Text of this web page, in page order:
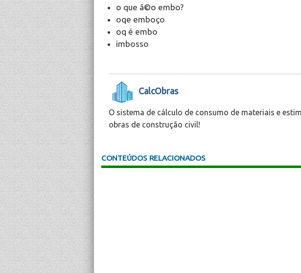
o que ã©o embo?
oqe emboço
oq é embo
imbosso
CalcObras
O sistema de cálculo de consumo de materiais e
obras de construção civil!
CONTEÚDOS RELACIONADOS